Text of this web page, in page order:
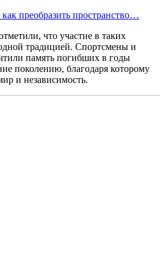
преобразить пространство…
что участие в таких
традицией. Спортсмены и
память погибших в годы
поколению, благодаря которому
и независимость.